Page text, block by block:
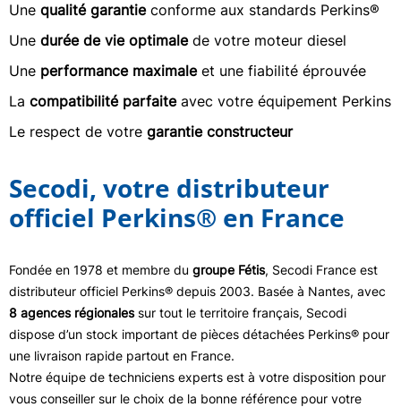
Une qualité garantieconforme aux standards Perkins®
Une durée de vie optimalede votre moteur diesel
Une performance maximaleet une fiabilité éprouvée
La compatibilité parfaiteavec votre équipement Perkins
Le respect de votre garantie constructeur
Secodi, votre distributeur
officiel Perkins® en France
Fondée en 1978 et membre du groupe Fétis, Secodi France est
distributeur officiel Perkins® depuis 2003. Basée à Nantes, avec
8 agences régionalessur tout le territoire français, Secodi
dispose d’un stock important de pièces détachées Perkins® pour
une livraison rapide partout en France.
Notre équipe de techniciens experts est à votre disposition pour
vous conseiller sur le choix de la bonne référence pour votre